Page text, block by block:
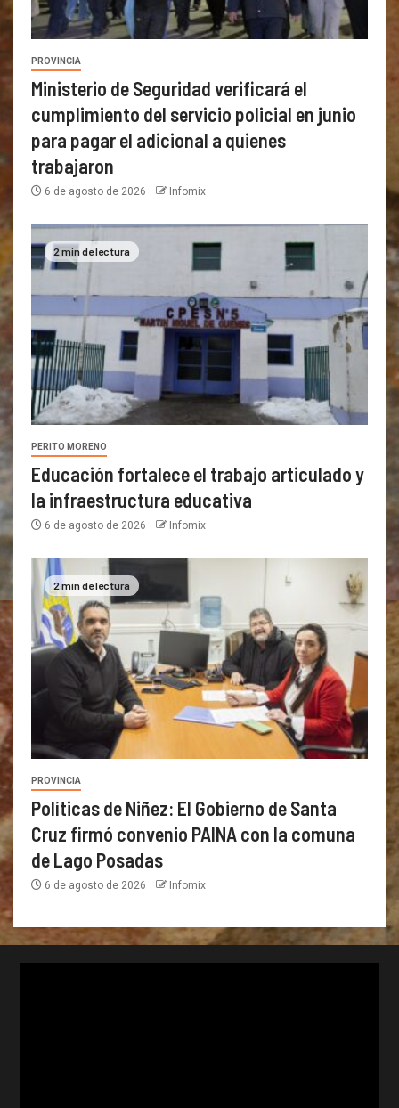
PROVINCIA
Ministerio de Seguridad verificará el
cumplimiento del servicio policial en junio
para pagar el adicional a quienes
trabajaron
6 de agosto de 2026 Infomix
2 min de lectura
PERITO MORENO
Educación fortalece el trabajo articulado y
la infraestructura educativa
6 de agosto de 2026 Infomix
2 min de lectura
PROVINCIA
Políticas de Niñez: El Gobierno de Santa
Cruz firmó convenio PAINA con la comuna
de Lago Posadas
6 de agosto de 2026 Infomix